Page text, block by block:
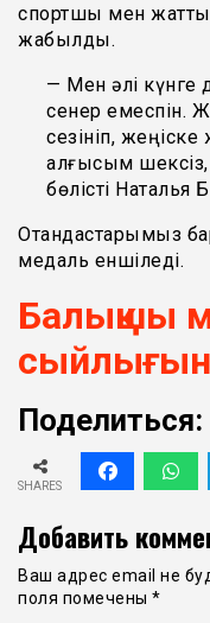
спортшы мен
жабылды.
— Мен әлі күнге
сенер емеспін.
сезініп,
алғысым
бөлісті Наталья
Отандастарымыз
медаль еншіледі.
Балықшы
Поделиться:
SHARES
Добавить
Ваш адрес email не
поля помечены *